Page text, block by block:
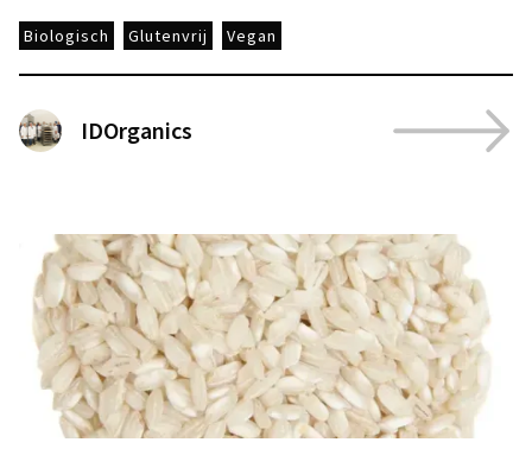
Biologisch Glutenvrij Vegan
IDOrganics